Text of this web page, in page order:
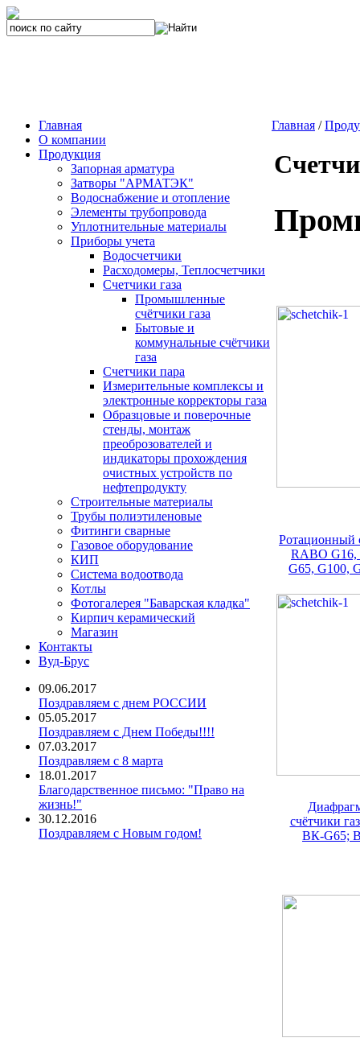
Главная
О компании
Продукция
Запорная арматура
Затворы "АРМАТЭК"
Водоснабжение и отопление
Элементы трубопровода
Уплотнительные материалы
Приборы учета
Водосчетчики
Расходомеры, Теплосчетчики
Счетчики газа
Промышленные
счётчики газа
Бытовые и
коммунальные счётчики
газа
Счетчики пара
Измерительные комплексы и
электронные корректоры газа
Образцовые и поверочные
стенды, монтаж
преоброзователей и
индикаторы прохождения
очистных устройств по
нефтепродукту
Строительные материалы
Трубы полиэтиленовые
Фитинги сварные
Газовое оборудование
КИП
Система водоотвода
Котлы
Фотогалерея "Баварская кладка"
Кирпич керамический
Магазин
Контакты
Вуд-Брус
09.06.2017
Поздравляем с днем РОССИИ
05.05.2017
Поздравляем с Днем Победы!!!!
07.03.2017
Поздравляем с 8 марта
18.01.2017
Благодарственное письмо: "Право на
жизнь!"
30.12.2016
Поздравляем с Новым годом!
Главная /
Ротационный
RABO G16,
G65, G100,
счётчики
ВК-G65;